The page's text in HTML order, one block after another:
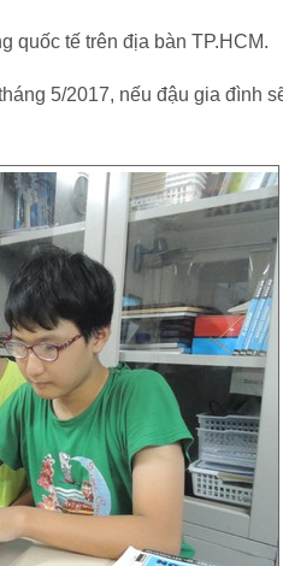
quốc tế trên địa bàn TP.HCM.
5/2017, nếu đậu gia đình